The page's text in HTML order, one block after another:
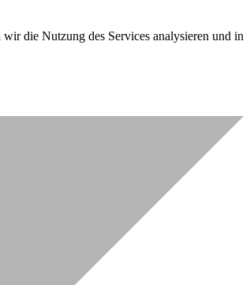
die Nutzung des Services analysieren und in